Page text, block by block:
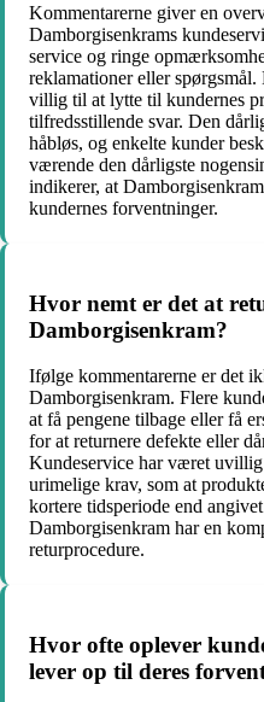
Kommentarerne giver en
Damborgisenkrams
service og ringe
reklamationer eller
villig til at lytte til kundernes
tilfredsstillende svar. Den
håbløs, og enkelte kunder
værende den dårligste
indikerer, at
kundernes forventninger.
Hvor nemt er det at
Damborgisenkram?
Ifølge kommentarerne er det
Damborgisenkram. Flere
at få pengene tilbage eller få
for at returnere defekte eller
Kundeservice har været
urimelige krav, som at
kortere tidsperiode end
Damborgisenkram har en
returprocedure.
Hvor ofte oplever
lever op til deres